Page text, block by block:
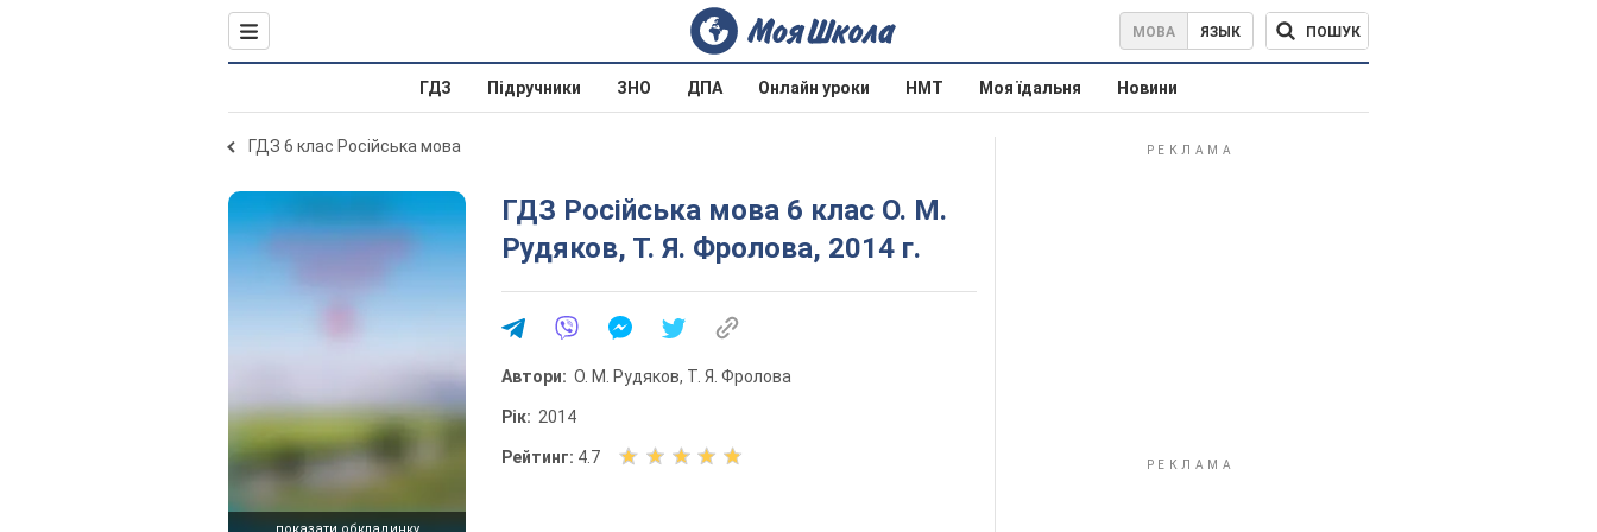
МОВА ЯЗЫК ПОШУК
ГДЗ Підручники ЗНО ДПА Онлайн уроки НМТ Моя їдальня Новини
ГДЗ 6 клас Російська мова
ГДЗ Російська мова 6 клас О. М.
Рудяков, Т. Я. Фролова, 2014 г.
Автори: О. М. Рудяков, Т. Я. Фролова
Рік: 2014
Рейтинг: 4.7
О